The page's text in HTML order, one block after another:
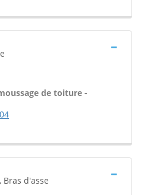
de toiture -
Bras d'asse